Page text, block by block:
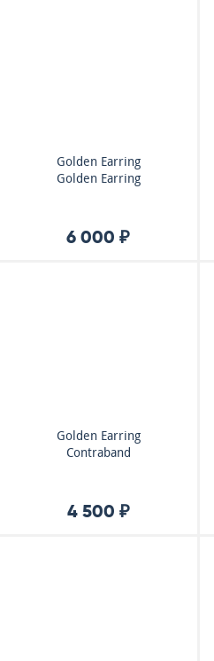
Golden Earring
Golden Earring
6 000 ₽
Golden Earring
Contraband
4 500 ₽